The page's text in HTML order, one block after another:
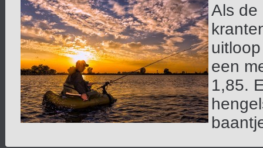
Als de
een
1,85.